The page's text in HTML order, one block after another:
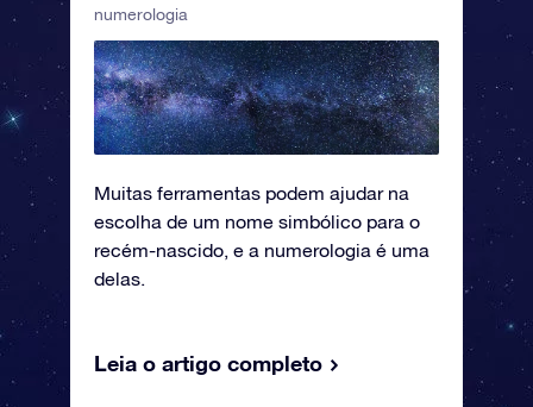
numerologia
Muitas ferramentas podem ajudar na
escolha de um nome simbólico para o
recém-nascido, e a numerologia é uma
delas.
Leia o artigo completo